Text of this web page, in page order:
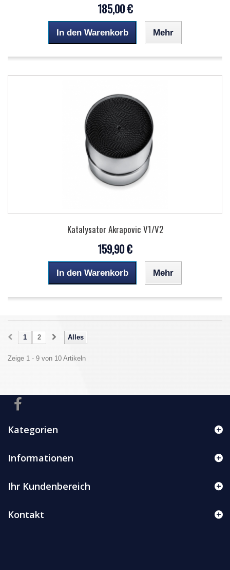
185,00 €
In den Warenkorb Mehr
Katalysator Akrapovic V1/V2
159,90 €
In den Warenkorb Mehr
Alles
1 2
Zeige 1 - 9 von 10 Artikeln
Kategorien
Informationen
Ihr Kundenbereich
Kontakt